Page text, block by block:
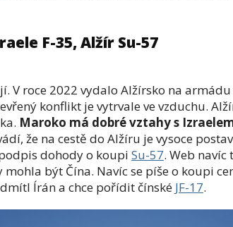
F-35, Alžír Su-57
V roce 2022 vydalo Alžírsko na
konflikt je vytrvale ve vzduchu.
Maroko má dobré vztahy s
že na cestě do Alžíru je vysoce
dohody o koupi Su-57. Web navíc
být Čína. Navíc se píše o koupi
Írán a chce pořídit čínské JF-17.